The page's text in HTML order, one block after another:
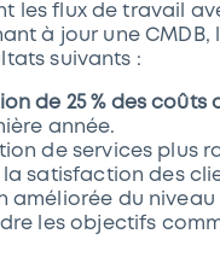
les flux de travail
à jour une CMDB,
suivants :
de 25 % des coûts
année.
de services plus
satisfaction des
améliorée du niveau
les objectifs